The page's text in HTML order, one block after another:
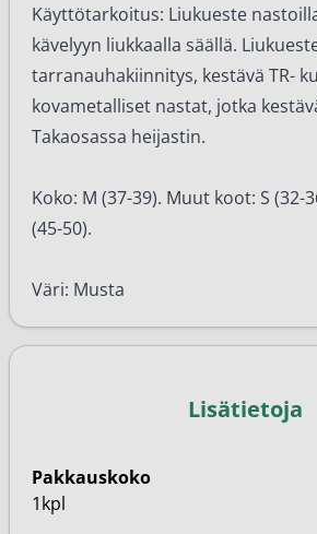
Käyttötarkoitus: Liukueste
kävelyyn liukkaalla säällä.
tarranauhakiinnitys, kestävä TR-
kovametalliset nastat, jotka
Takaosassa heijastin.
Koko: M (37-39). Muut koot: S (32-
(45-50).
Väri: Musta
Lisätietoja
Pakkauskoko
1kpl